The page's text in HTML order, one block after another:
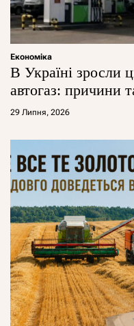
Економіка
В Україні зросли
автогаз: причини
29 Липня, 2026